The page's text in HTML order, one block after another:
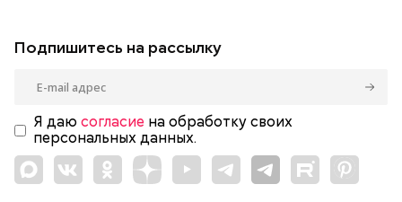
Подпишитесь на рассылку
Я даю согласие на обработку своих
персональных данных.